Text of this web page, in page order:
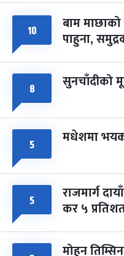
८ फागुपूर्णिमा
चैत्र ८, २०८३-Mar 22,
१० बाम
पाहुना,
८ सुनचाँदीको
५ मधेशमा
५ राजमार्ग
कर ५
मोहन